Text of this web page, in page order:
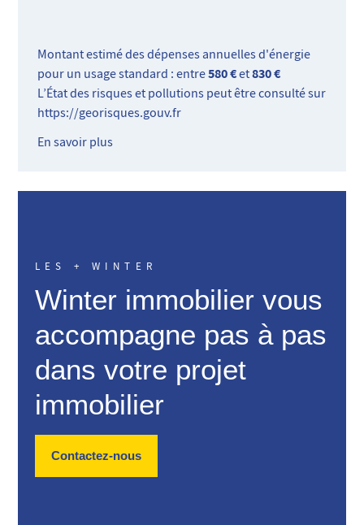
Montant estimé des dépenses annuelles d'énergie
pour un usage standard : entre580 €et830 €
L’État des risques et pollutions peut être consulté sur
https://georisques.gouv.fr
En savoir plus
LES + WINTER
Winter immobilier vous
accompagne pas à pas
dans votre projet
immobilier
Contactez-nous